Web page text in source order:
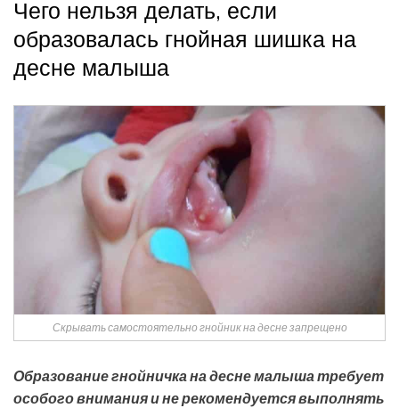
Чего нельзя делать, если
образовалась гнойная шишка на
десне малыша
Скрывать самостоятельно гнойник на десне запрещено
Образование гнойничка на десне малыша требует
особого внимания и не рекомендуется выполнять